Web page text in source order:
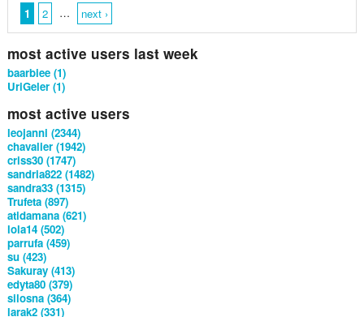
1 2 … next ›
most active users last week
baarbiee (1)
UriGeler (1)
most active users
leojanni (2344)
chavalier (1942)
criss30 (1747)
sandria822 (1482)
sandra33 (1315)
Trufeta (897)
atidamana (621)
lola14 (502)
parrufa (459)
su (423)
Sakuray (413)
edyta80 (379)
silosna (364)
larak2 (331)